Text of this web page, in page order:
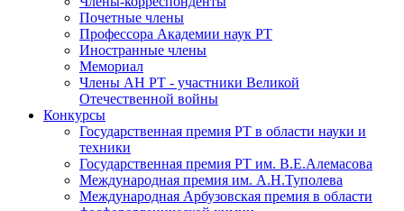
Почетные члены
Профессора Академии наук РТ
Иностранные члены
Мемориал
Члены АН РТ - участники Великой
Отечественной войны
Конкурсы
Государственная премия РТ в области науки и
техники
Государственная премия РТ им. В.Е.Алемасова
Международная премия им. А.Н.Туполева
Международная Арбузовская премия в области